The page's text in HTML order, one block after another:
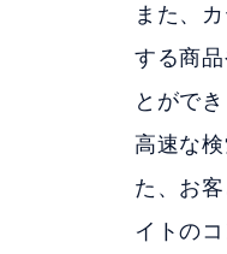
また、
する商
とができ
高速な
た、お
イトの